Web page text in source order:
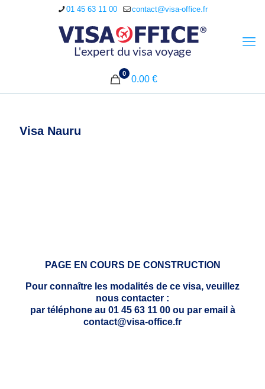
01 45 63 11 00 contact@visa-office.fr
0
0.00 €
Visa Nauru
PAGE EN COURS DE CONSTRUCTION
Pour connaître les modalités de ce visa, veuillez
nous contacter :
par téléphone au 01 45 63 11 00 ou par email à
contact@visa-office.fr